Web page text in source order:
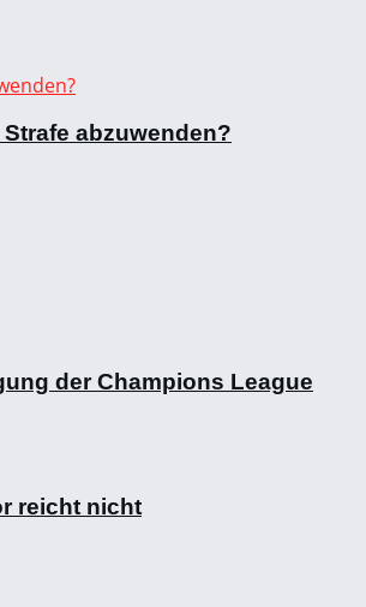
abzuwenden?
der Champions League
reicht nicht